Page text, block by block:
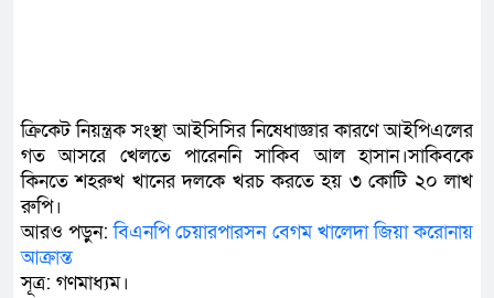
ক্রিকেট নিয়ন্ত্রক সংস্থা আইসিসির নিষেধাজ্ঞার কারণে আইপিএলের
গত আসরে খেলতে পারেননি সাকিব আল হাসান।সাকিবকে
কিনতে শহরুখ খানের দলকে খরচ করতে হয় ৩ কোটি ২০ লাখ
রুপি।
আরও পড়ুন:বিএনপি চেয়ারপারসন বেগম খালেদা জিয়া করোনায়
আক্রান্ত
সূত্র: গণমাধ্যম।